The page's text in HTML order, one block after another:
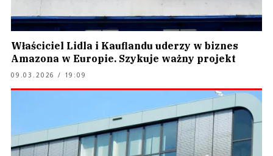
Właściciel Lidla i Kauflandu uderzy w biznes
Amazona w Europie. Szykuje ważny projekt
09.03.2026 / 19:09